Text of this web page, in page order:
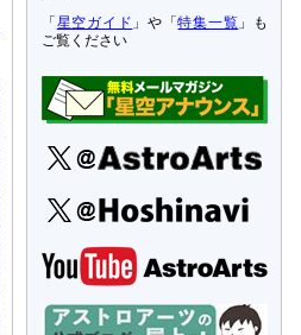
「 星空ガイド 」や「特集一覧 」も
ご覧ください